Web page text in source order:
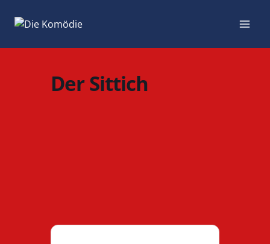
Inhalt
Der Sittich